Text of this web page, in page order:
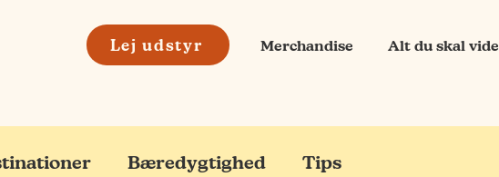
Lej udstyr Merchandise Alt du skal vide
Bæredygtighed Tips